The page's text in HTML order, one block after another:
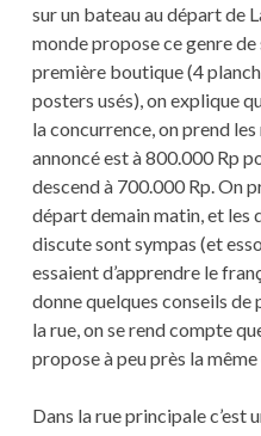
sur un bateau au départ de
monde propose ce genre
première boutique (4
posters usés), on explique
la concurrence, on prend
annoncé est à 800.000 Rp
descend à 700.000 Rp. On
départ demain matin, et les
discute sont sympas (et
essaient d’apprendre le
donne quelques conseils
la rue, on se rend compte
propose à peu près la
Dans la rue principale c’est